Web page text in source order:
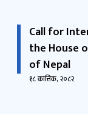
Call for
the House
of Nepal
१८ कात्तिक, २०८२